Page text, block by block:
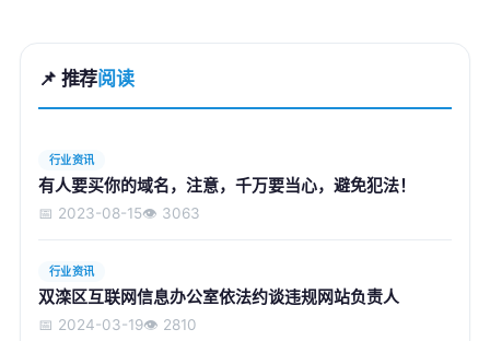
📌 推荐阅读
行业资讯
有人要买你的域名，注意，千万要当心，避免犯法！
📅 2023-08-15👁️ 3063
行业资讯
双滦区互联网信息办公室依法约谈违规网站负责人
📅 2024-03-19👁️ 2810